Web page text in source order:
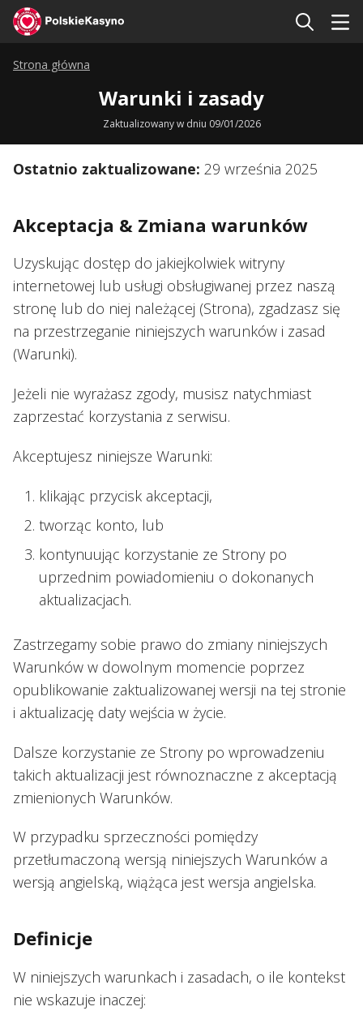
Strona główna
Warunki i zasady
Zaktualizowany w dniu 09/01/2026
Ostatnio zaktualizowane: 29 września 2025
Akceptacja & Zmiana warunków
Uzyskując dostęp do jakiejkolwiek witryny
internetowej lub usługi obsługiwanej przez naszą
stronę lub do niej należącej (Strona), zgadzasz się
na przestrzeganie niniejszych warunków i zasad
(Warunki).
Jeżeli nie wyrażasz zgody, musisz natychmiast
zaprzestać korzystania z serwisu.
Akceptujesz niniejsze Warunki:
klikając przycisk akceptacji,
tworząc konto, lub
kontynuując korzystanie ze Strony po
uprzednim powiadomieniu o dokonanych
aktualizacjach.
Zastrzegamy sobie prawo do zmiany niniejszych
Warunków w dowolnym momencie poprzez
opublikowanie zaktualizowanej wersji na tej stronie
i aktualizację daty wejścia w życie.
Dalsze korzystanie ze Strony po wprowadzeniu
takich aktualizacji jest równoznaczne z akceptacją
zmienionych Warunków.
W przypadku sprzeczności pomiędzy
przetłumaczoną wersją niniejszych Warunków a
wersją angielską, wiążąca jest wersja angielska.
Definicje
W niniejszych warunkach i zasadach, o ile kontekst
nie wskazuje inaczej: